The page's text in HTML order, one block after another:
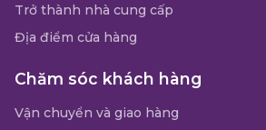
Trở thành nhà cung cấp
Địa điểm cửa hàng
Chăm sóc khách hàng
Vận chuyển và giao hàng